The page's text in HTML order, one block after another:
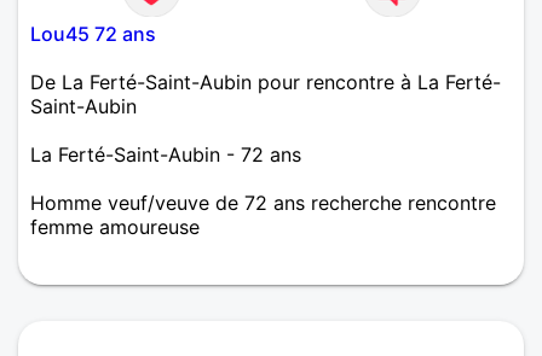
Lou45 72 ans
De La Ferté-Saint-Aubin pour rencontre à La Ferté-
Saint-Aubin
La Ferté-Saint-Aubin - 72 ans
Homme veuf/veuve de 72 ans recherche rencontre
femme amoureuse
belle soirée au coin du feu, un repas entre amis ou